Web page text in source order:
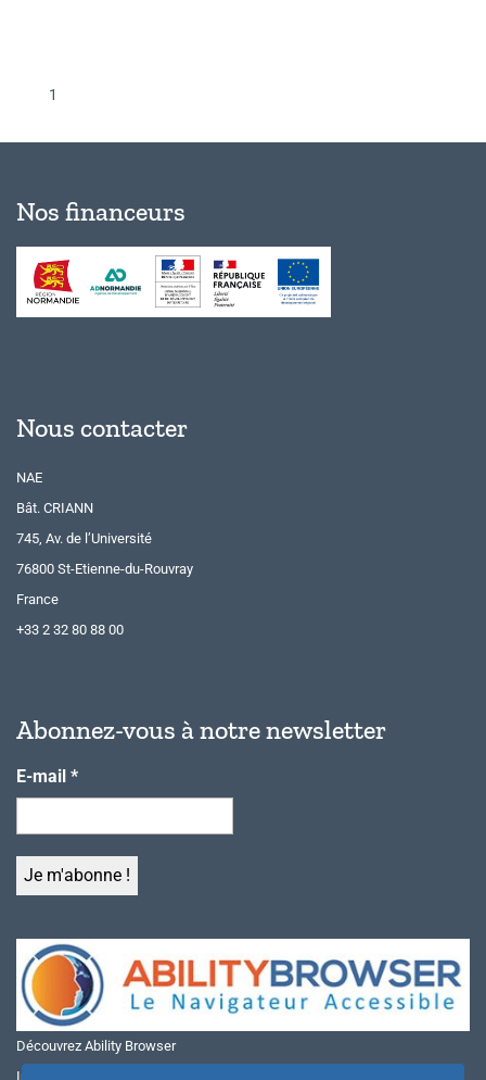
1
Nos financeurs
Nous contacter
NAE
Bât. CRIANN
745, Av. de l’Université
76800 St-Etienne-du-Rouvray
France
+33 2 32 80 88 00
Abonnez-vous à notre newsletter
E-mail *
Découvrez Ability Browser
Installer Ability Browser sur Windows